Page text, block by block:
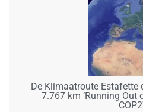
De Klimaatroute Estafette
7.767 km ‘Running Out